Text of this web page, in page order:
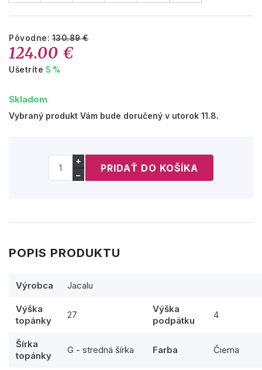
Pôvodne:130.89 €
124.00 €
Ušetríte 5 %
Skladom
Vybraný produkt Vám bude doručený v utorok 11.8.
+
−
POPIS PRODUKTU
Výrobca Jacalu
Výška
topánky
27
Výška
podpätku
4
Šírka
topánky
G - stredná šírka Farba Čierna